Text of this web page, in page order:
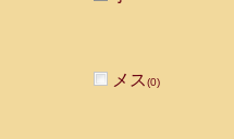
メス(0)